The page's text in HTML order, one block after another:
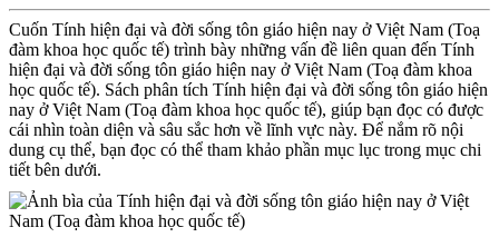
Cuốn Tính hiện đại và đời sống tôn giáo hiện nay ở Việt Nam (Toạ
đàm khoa học quốc tế) trình bày những vấn đề liên quan đến Tính
hiện đại và đời sống tôn giáo hiện nay ở Việt Nam (Toạ đàm khoa
học quốc tế). Sách phân tích Tính hiện đại và đời sống tôn giáo hiện
nay ở Việt Nam (Toạ đàm khoa học quốc tế), giúp bạn đọc có được
cái nhìn toàn diện và sâu sắc hơn về lĩnh vực này. Để nắm rõ nội
dung cụ thể, bạn đọc có thể tham khảo phần mục lục trong mục chi
tiết bên dưới.